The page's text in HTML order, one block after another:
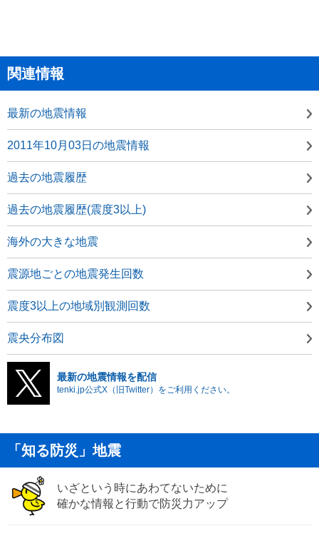
関連情報
最新の地震情報
2011年10月03日の地震情報
過去の地震履歴
過去の地震履歴(震度3以上)
海外の大きな地震
震源地ごとの地震発生回数
震度3以上の地域別観測回数
震央分布図
最新の地震情報を配信
tenki.jp公式X（旧Twitter）をご利用ください。
「知る防災」地震
いざという時にあわてないために
確かな情報と行動で防災力アップ